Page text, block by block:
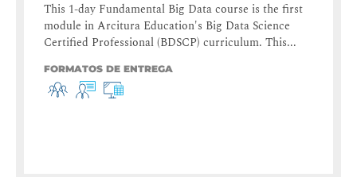
This 1-day Fundamental Big Data course is the first
module in Arcitura Education's Big Data Science
Certified Professional (BDSCP) curriculum. This...
FORMATOS DE ENTREGA